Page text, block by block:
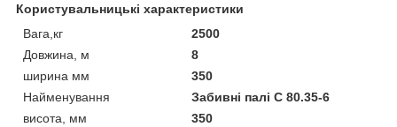
Користувальницькі характеристики
Вага,кг
2500
Довжина, м
8
ширина мм
350
Найменування
Забивні палі С 80.35-6
висота, мм
350